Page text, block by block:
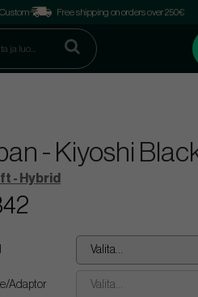
Free shipping on orders over 250€
- Kiyoshi
- Hybrid
Valita...
Adaptor Valita...